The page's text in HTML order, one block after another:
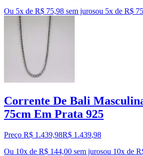
Ou 5x de R$ 75,98 sem jurosou 5x de R$
Corrente De Bali
75cm Em Prata 925
Preço R$ 1.439,98R$ 1.439,98
Ou 10x de R$ 144,00 sem jurosou 10x de